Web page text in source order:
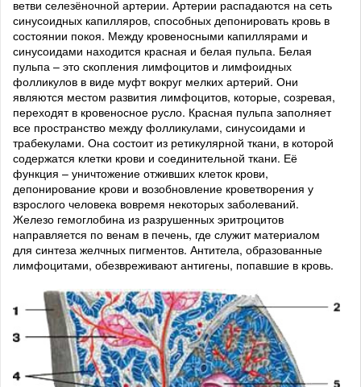
ветви селезёночной артерии. Артерии распадаются на сеть
синусоидных капилляров, способных депонировать кровь в
состоянии покоя. Между кровеносными капиллярами и
синусоидами находится красная и белая пульпа. Белая
пульпа – это скопления лимфоцитов и лимфоидных
фолликулов в виде муфт вокруг мелких артерий. Они
являются местом развития лимфоцитов, которые, созревая,
переходят в кровеносное русло. Красная пульпа заполняет
все пространство между фолликулами, синусоидами и
трабекулами. Она состоит из ретикулярной ткани, в которой
содержатся клетки крови и соединительной ткани. Её
функция – уничтожение отживших клеток крови,
депонирование крови и возобновление кроветворения у
взрослого человека вовремя некоторых заболеваний.
Железо гемоглобина из разрушенных эритроцитов
направляется по венам в печень, где служит материалом
для синтеза желчных пигментов. Антитела, образованные
лимфоцитами, обезвреживают антигены, попавшие в кровь.